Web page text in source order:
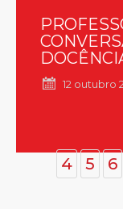
12 outubro
4 5 6